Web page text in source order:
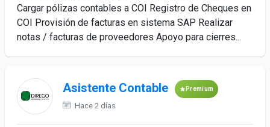
Cargar pólizas contables a COI Registro de Cheques en
COI Provisión de facturas en sistema SAP Realizar
notas / facturas de proveedores Apoyo para cierres...
Asistente Contable Premium
Hace 2 días